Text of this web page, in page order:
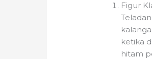
Figur
ketika
hitam